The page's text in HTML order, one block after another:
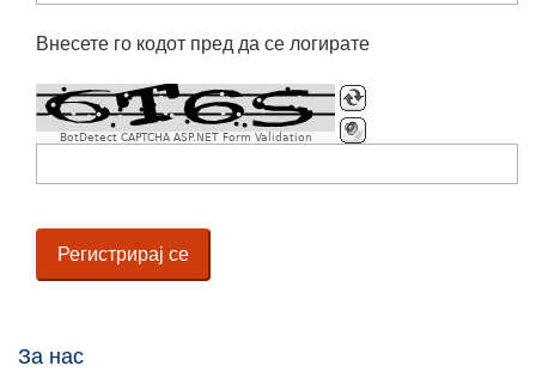
Внесете го кодот пред да се логирате
BotDetect CAPTCHA ASP.NET Form Validation
За нас